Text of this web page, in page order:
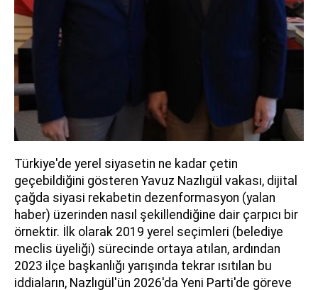
Türkiye'de yerel siyasetin ne kadar çetin
geçebildiğini gösteren Yavuz Nazlıgül vakası, dijital
çağda siyasi rekabetin dezenformasyon (yalan
haber) üzerinden nasıl şekillendiğine dair çarpıcı bir
örnektir. İlk olarak 2019 yerel seçimleri (belediye
meclis üyeliği) sürecinde ortaya atılan, ardından
2023 ilçe başkanlığı yarışında tekrar ısıtılan bu
iddiaların, Nazlıgül'ün 2026'da Yeni Parti'de göreve